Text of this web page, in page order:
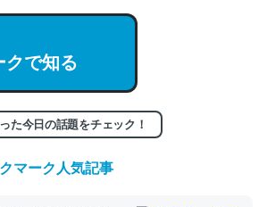
いので貴重な良記事。/続編来た
entry/2023/03/27
についての考察（１） - conceptualization
クで知る
た今日の話題をチェック！
マーク人気記事